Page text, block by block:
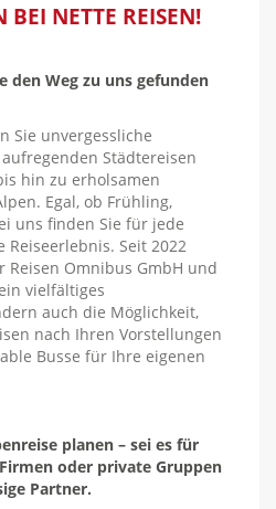
NETTE REISEN!
den Weg zu uns gefunden
Sie unvergessliche
Städtereisen
hin zu erholsamen
Egal, ob Frühling,
uns finden Sie für jede
Reiseerlebnis. Seit 2022
Reisen Omnibus GmbH und
vielfältiges
auch die Möglichkeit,
nach Ihren Vorstellungen
Busse für Ihre eigenen
planen – sei es für
oder private Gruppen
Partner.